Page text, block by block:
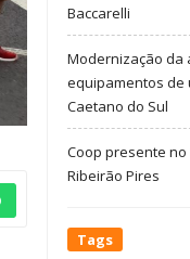
Baccarelli
Modernização da
equipamentos de
Caetano do Sul
Coop presente no
Ribeirão Pires
Tags